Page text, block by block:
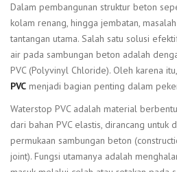
Dalam pembangunan struktur beton
kolam renang, hingga jembatan,
tantangan utama. Salah satu solusi
air pada sambungan beton adalah
PVC (Polyvinyl Chloride). Oleh karena itu,
PVC menjadi bagian penting dalam
Waterstop PVC adalah material
dari bahan PVC elastis, dirancang untuk
permukaan sambungan beton
joint). Fungsi utamanya adalah